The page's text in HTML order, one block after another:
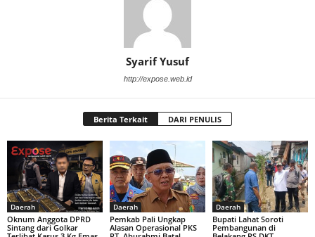
Syarif Yusuf
http://expose.web.id
Berita Terkait DARI PENULIS
Daerah
Oknum Anggota DPRD
Sintang dari Golkar
Daerah
Pemkab Pali Ungkap
Alasan Operasional PKS
Daerah
Bupati Lahat Soroti
Pembangunan di